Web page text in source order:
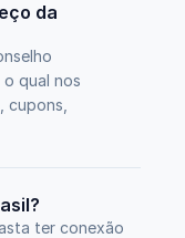
da
o qual nos
cupons,
ter conexão